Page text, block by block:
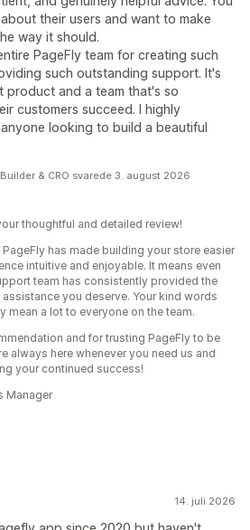
their users and want to make
way it should.
PageFly team for creating such
such outstanding support. It's
product and a team that's so
customers succeed. I highly
looking to build a beautiful
& CRO svarede 3. august 2026
thoughtful and detailed review!
has made building your store easier
intuitive and enjoyable. It means even
team has consistently provided the
you deserve. Your kind words
mean a lot to everyone on the team.
and for trusting PageFly to be
always here whenever you need us and
your continued success!
Manager
14. juli 2026